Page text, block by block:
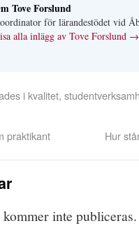
Tove Forslund
för lärandestödet vid
alla inlägg av Tove Forslund →
i kvalitet,
praktikant Hur
inte publiceras.